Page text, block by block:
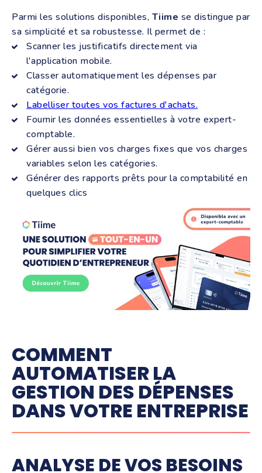
Parmi les solutions disponibles, Tiime se distingue par
sa simplicité et sa robustesse. Il permet de :
Scanner les justificatifs directement via
l'application mobile.
Classer automatiquement les dépenses par
catégorie.
Labelliser toutes vos factures d'achats.
Fournir les données essentielles à votre expert-
comptable.
Gérer aussi bien vos charges fixes que vos charges
variables selon les catégories.
Générer des rapports prêts pour la comptabilité en
quelques clics
COMMENT
AUTOMATISER LA
GESTION DES DÉPENSES
DANS VOTRE ENTREPRISE
ANALYSE DE VOS BESOINS